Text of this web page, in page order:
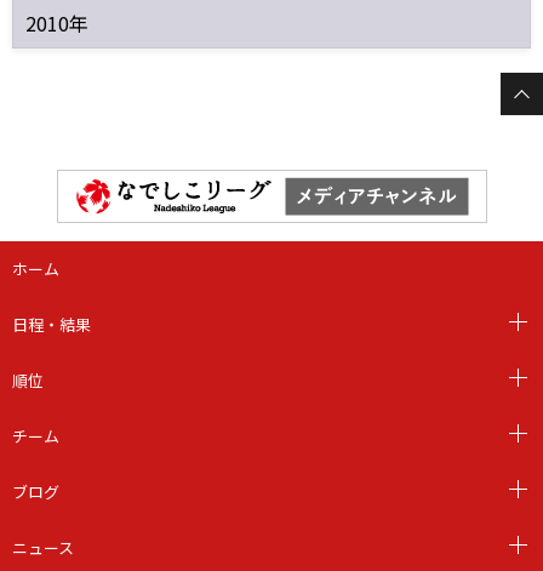
2010年
ホーム
日程・結果
順位
チーム
ブログ
ニュース